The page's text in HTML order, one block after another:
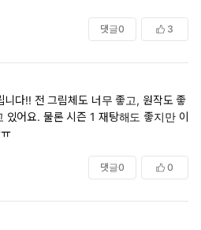
댓글0 3
있어요. 물론 시즌 1 재탕해도 좋지만 이
댓글0 0